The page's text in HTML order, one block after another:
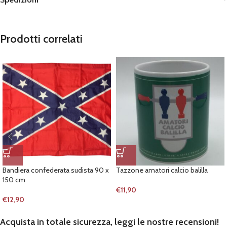
Prodotti correlati
Bandiera confederata sudista 90 x
150 cm
€12,90
Tazzone amatori calcio balilla
€11,90
Acquista in totale sicurezza, leggi le nostre recensioni!